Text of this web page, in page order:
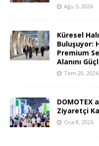
Ağu 5, 2026
Küresel
Buluşuyor:
Premium
Alanını
Tem 20, 2026
DOMOTEX
Ziyaretçi
Oca 8, 2026